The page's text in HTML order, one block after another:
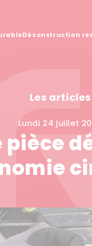
Déconstruction
Les articles
lundi 24 juillet
pièce